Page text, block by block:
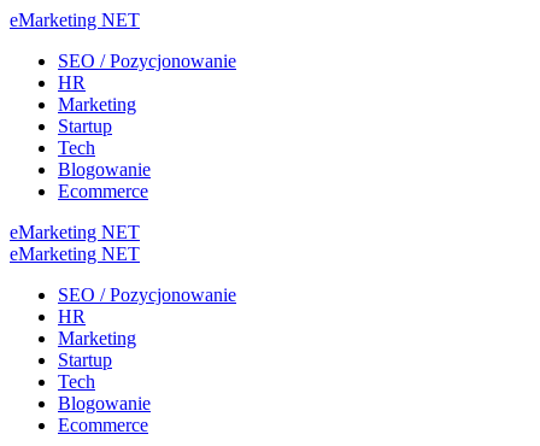
eMarketing NET
SEO / Pozycjonowanie
HR
Marketing
Startup
Tech
Blogowanie
Ecommerce
eMarketing NET
eMarketing NET
SEO / Pozycjonowanie
HR
Marketing
Startup
Tech
Blogowanie
Ecommerce